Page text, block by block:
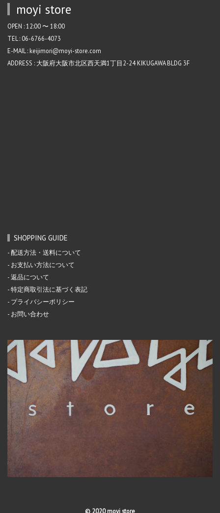
moyi store
OPEN : 12:00 〜 18:00
TEL : 06-6766-4073
E-MAIL : keijimori@moyi-store.com
ADDRESS : 大阪府大阪市北区西天満1丁目2-24 KIKUGAWA BLDG 3F
SHOPPING GUIDE
配送方法・送料について
お支払い方法について
返品について
特定商取引法に基づく表記
プライバシーポリシー
お問い合わせ
© 2020 moyi store